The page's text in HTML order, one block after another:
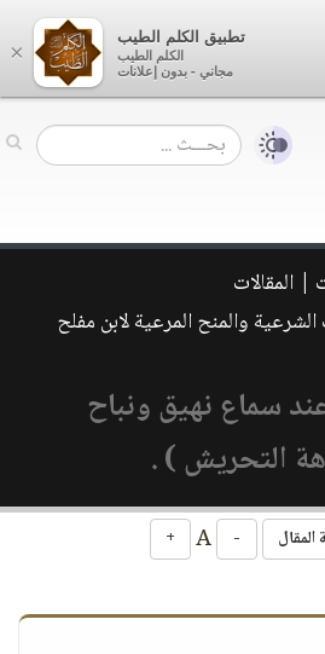
المقالات
والمنح المرعية لابن مفلح
سماع نهيق ونباح
التحريش ) .
-
+
×
تطبيق الكلم الطيب
الكلم الطيب
مجاني - بدون إعلانات